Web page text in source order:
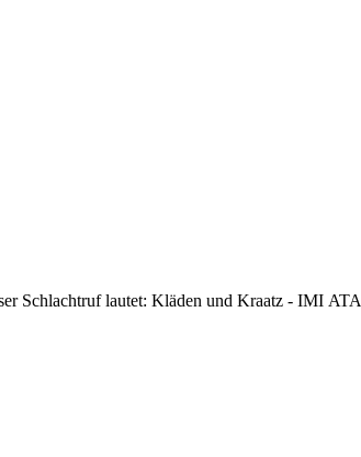
Schlachtruf lautet: Kläden und Kraatz - IMI ATA